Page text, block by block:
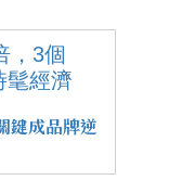
成品牌逆